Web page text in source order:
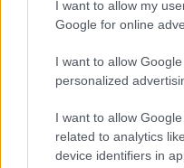
I want to allow my
Google for online
I want to allow
personalized
I want to allow
related to analytics
device identifiers in
προχωρήσει στον
οικογένειά της
καμία περίπτωση,
Οι συγγενείς της
την κάνουν να
μπορούσαν να την